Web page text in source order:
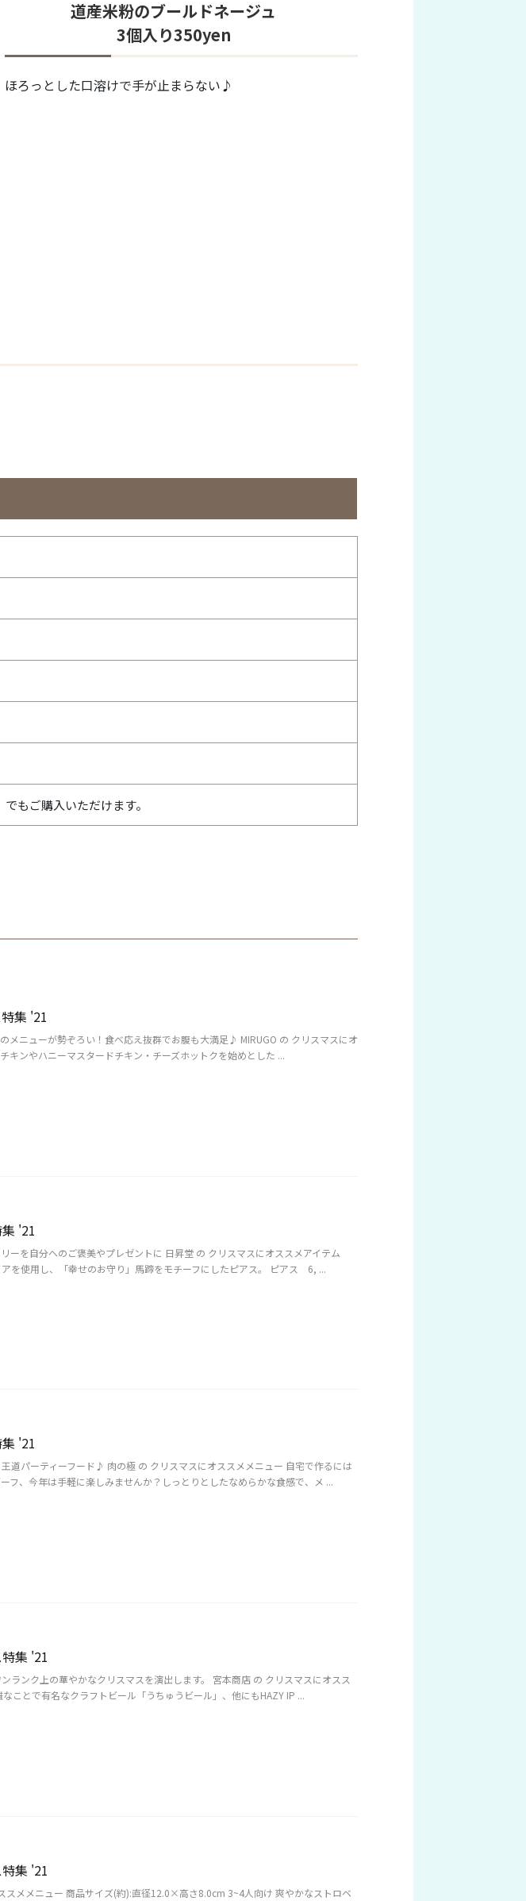
道産米粉のブールドネージュ
3個入り350yen
ほろっとした口溶けで手が止まらない♪
もご購入いただけます。
集 '21
メニューが勢ぞろい！食べ応え抜群でお腹も大満足♪ MIRUGO の クリスマスにオ
キンやハニーマスタードチキン・チーズホットクを始めとした ...
'21
ーを自分へのご褒美やプレゼントに 日昇堂 の クリスマスにオススメアイテム
アを使用し、「幸せのお守り」馬蹄をモチーフにしたピアス。 ピアス 6, ...
'21
道パーティーフード♪ 肉の極 の クリスマスにオススメメニュー 自宅で作るには
フ、今年は手軽に楽しみませんか？しっとりとしたなめらかな食感で、メ ...
集 '21
ランク上の華やかなクリスマスを演出します。 宮本商店 の クリスマスにオスス
ことで有名なクラフトビール「うちゅうビール」、他にもHAZY IP ...
集 '21
スメメニュー 商品サイズ(約):直径12.0×高さ8.0cm 3~4人向け 爽やかなストロベ